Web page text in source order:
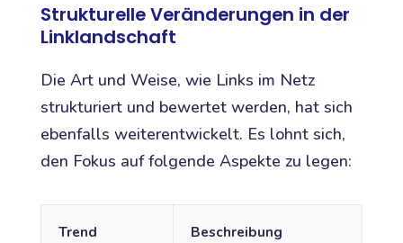
Strukturelle Veränderungen in der
Linklandschaft
Die Art und Weise, wie Links im Netz
strukturiert und bewertet werden, hat sich
ebenfalls weiterentwickelt. Es lohnt sich,
den Fokus auf folgende Aspekte zu legen:
Trend Beschreibung